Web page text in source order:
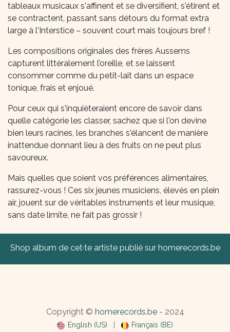
tableaux musicaux s'affinent et se diversifient, s'étirent et
se contractent, passant sans détours du format extra
large à l'Interstice – souvent court mais toujours bref !
Les compositions originales des frères Aussems
capturent littéralement l’oreille, et se laissent
consommer comme du petit-lait dans un espace
tonique, frais et enjoué.
Pour ceux qui s'inquièteraient encore de savoir dans
quelle catégorie les classer, sachez que si l'on devine
bien leurs racines, les branches s'élancent de manière
inattendue donnant lieu à des fruits on ne peut plus
savoureux.
Mais quelles que soient vos préférences alimentaires,
rassurez-vous ! Ces six jeunes musiciens, élevés en plein
air, jouent sur de véritables instruments et leur musique,
sans date limite, ne fait pas grossir !
Shop album de cet·te artiste publié sur homerecords.be
Copyright © homerecords.be- 2024
English (US) Français (BE)